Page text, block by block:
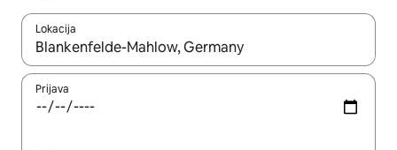
Lokacija
Kad su rezultati dostupni, možete da se krećete kroz njih
Prijava